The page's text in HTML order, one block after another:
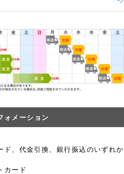
ォメーション
ド、代金引換、銀行振込のいずれか
カード